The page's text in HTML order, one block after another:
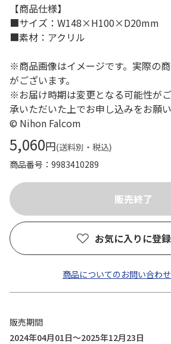
【商品仕様】
■サイズ：W148×H100×D20mm
■素材：アクリル
※商品画像はイメージです。実際の
がございます。
※お届け時期は変更となる可能性が
承いただいた上でお申し込みをお願い
© Nihon Falcom
5,060円(送料別・税込)
商品番号
9983410289
お気に入りに登
商品についてのお問い合わ
販売期間
2024年04月01日～2025年12月23日